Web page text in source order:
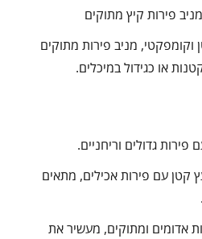
פירות קיץ מתוקים
מניב פירות מתוקים
או כגידול במיכלים.
גדולים וריחניים.
קטן עם פירות אכילים, מתאים
אדומים ומתוקים, מעשיר את